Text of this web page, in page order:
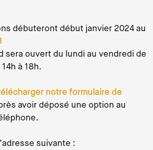
débuteront début janvier 2024 au
sera ouvert du lundi au vendredi de
à 18h.
notre formulaire de
avoir déposé une option au
suivante :